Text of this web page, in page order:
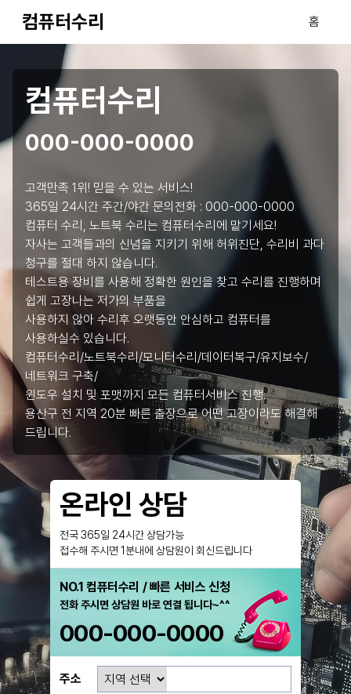
컴퓨터수리 홈
컴퓨터수리
000-000-0000
고객만족 1위! 믿을 수 있는 서비스!
365일 24시간 주간/야간 문의전화 : 000-000-0000
컴퓨터 수리, 노트북 수리는 컴퓨터수리에 맡기세요!
자사는 고객들과의 신념을 지키기 위해 허위진단, 수리비 과다
청구를 절대 하지 않습니다.
테스트용 장비를 사용해 정확한 원인을 찾고 수리를 진행하며
쉽게 고장나는 저가의 부품을
사용하지 않아 수리후 오랫동안 안심하고 컴퓨터를
사용하실수 있습니다.
컴퓨터수리/노트북수리/모니터수리/데이터복구/유지보수/
네트워크 구축/
윈도우 설치 및 포맷까지 모든 컴퓨터서비스 진행.
용산구 전 지역 20분 빠른 출장으로 어떤 고장이라도 해결해
드립니다.
온라인 상담
전국 365일 24시간 상담가능
접수해 주시면 1분내에 상담원이 회신드립니다
NO.1 컴퓨터수리 / 빠른 서비스 신청
전화 주시면 상담원 바로 연결 됩니다~^^
000-000-0000
주소